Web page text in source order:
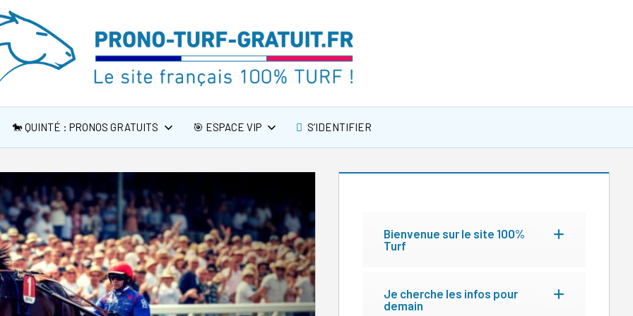
🐎 QUINTÉ : PRONOS GRATUITS 🎯 ESPACE VIP S’IDENTIFIER
Bienvenue sur le site 100%
Turf
Je cherche les infos pour
demain